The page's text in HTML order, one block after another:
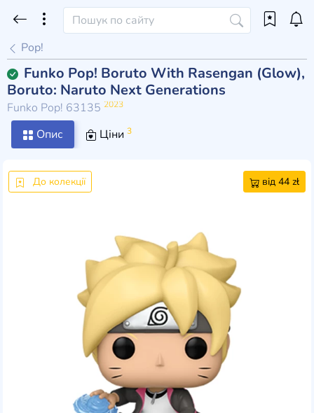
Pop!
Funko Pop! Boruto With Rasengan (Glow),
Boruto: Naruto Next Generations
Funko Pop! 63135 2023
Опис Ціни 3
До колекції від 44 zł